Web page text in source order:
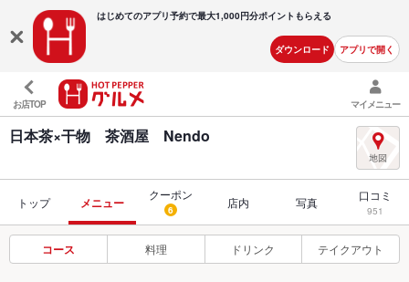
はじめてのアプリ予約で最大1,000円分ポイントもらえる
ダウンロード アプリで開く
お店TOP マイメニュー
日本茶×干物 茶酒屋 Nendo
トップ メニュー
クーポン
6 店内 写真 口コミ
951
コース 料理 ドリンク テイクアウト